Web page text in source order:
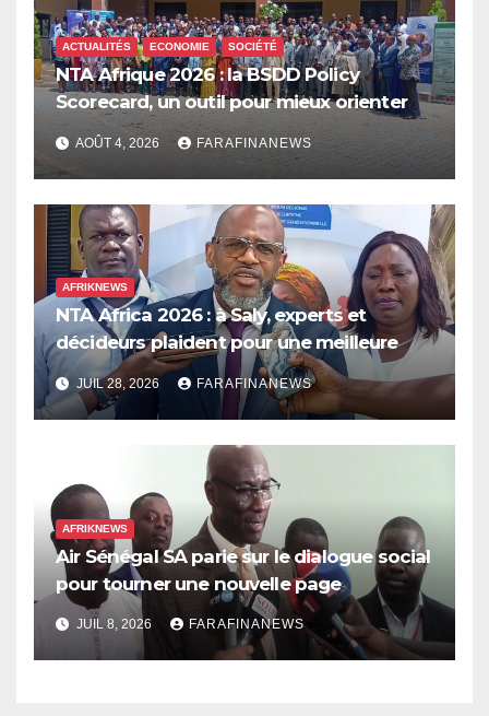
ACTUALITÉS ECONOMIE SOCIÉTÉ
NTA Afrique 2026 : la BSDD Policy
Scorecard, un outil pour mieux orienter
les dépenses publiques
AOÛT 4, 2026 FARAFINANEWS
AFRIKNEWS
NTA Africa 2026 : à Saly, experts et
décideurs plaident pour une meilleure
prise en compte de l’économie des soins
en Afrique
JUIL 28, 2026 FARAFINANEWS
AFRIKNEWS
Air Sénégal SA parie sur le dialogue social
pour tourner une nouvelle page
JUIL 8, 2026 FARAFINANEWS